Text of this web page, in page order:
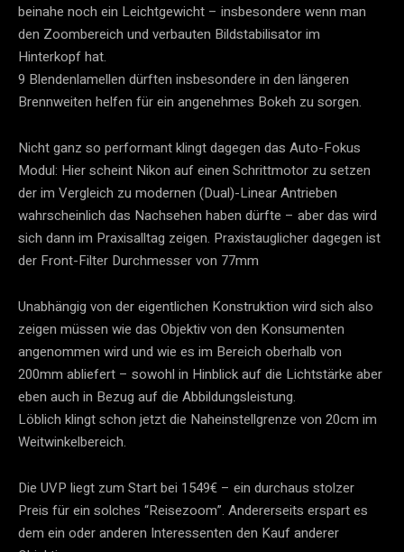
beinahe noch ein Leichtgewicht – insbesondere wenn man
den Zoombereich und verbauten Bildstabilisator im
Hinterkopf hat.
9 Blendenlamellen dürften insbesondere in den längeren
Brennweiten helfen für ein angenehmes Bokeh zu sorgen.
Nicht ganz so performant klingt dagegen das Auto-Fokus
Modul: Hier scheint Nikon auf einen Schrittmotor zu setzen
der im Vergleich zu modernen (Dual)-Linear Antrieben
wahrscheinlich das Nachsehen haben dürfte – aber das wird
sich dann im Praxisalltag zeigen. Praxistauglicher dagegen ist
der Front-Filter Durchmesser von 77mm
Unabhängig von der eigentlichen Konstruktion wird sich also
zeigen müssen wie das Objektiv von den Konsumenten
angenommen wird und wie es im Bereich oberhalb von
200mm abliefert – sowohl in Hinblick auf die Lichtstärke aber
eben auch in Bezug auf die Abbildungsleistung.
Löblich klingt schon jetzt die Naheinstellgrenze von 20cm im
Weitwinkelbereich.
Die UVP liegt zum Start bei 1549€ – ein durchaus stolzer
Preis für ein solches “Reisezoom”. Andererseits erspart es
dem ein oder anderen Interessenten den Kauf anderer